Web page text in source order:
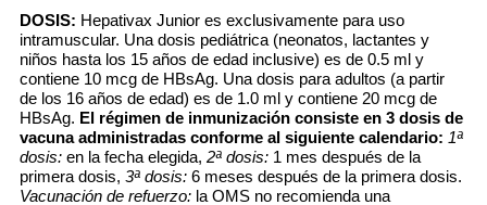
DOSIS: Hepativax Junior es exclusivamente para uso
intramuscular. Una dosis pediátrica (neonatos, lactantes y
niños hasta los 15 años de edad inclusive) es de 0.5 ml y
contiene 10 mcg de HBsAg. Una dosis para adultos (a partir
de los 16 años de edad) es de 1.0 ml y contiene 20 mcg de
HBsAg. El régimen de inmunización consiste en 3 dosis de
vacuna administradas conforme al siguiente calendario: 1ª
dosis: en la fecha elegida, 2ª dosis: 1 mes después de la
primera dosis, 3ª dosis: 6 meses después de la primera dosis.
Vacunación de refuerzo: la OMS no recomienda una